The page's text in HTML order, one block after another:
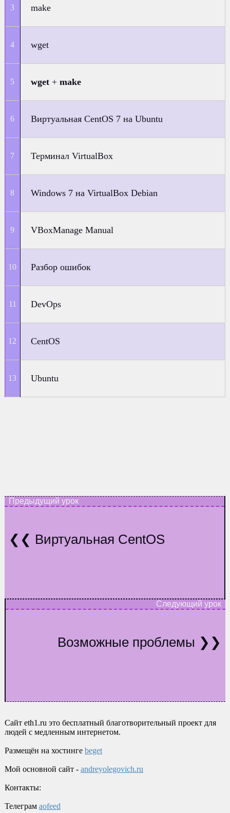
make
wget
wget +make
Виртуальная CentOS 7 на Ubuntu
Терминал VirtualBox
Windows 7 на VirtualBox Debian
VBoxManage Manual
Разбор ошибок
DevOps
CentOS
Ubuntu
Виртуальная CentOS
Возможные проблемы
Сайт eth1.ru это бесплатный благотворительный проект для
людей с медленным интернетом.
Размещён на хостинге beget
Мой основной сайт - andreyolegovich.ru
Контакты:
Телеграм aofeed